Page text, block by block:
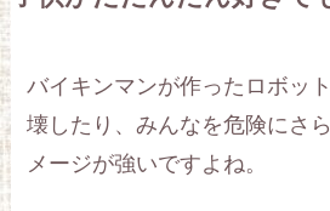
バイキンマンが作ったロボッ
壊したり、みんなを危険にさ
メージが強いですよね。